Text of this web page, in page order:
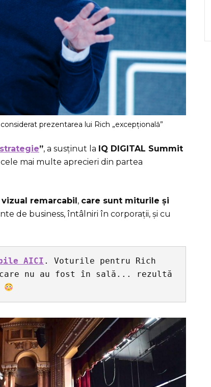
prezentarea lui Rich „excepțională”
”, a susținut la IQ DIGITAL Summit
mai multe aprecieri din partea
remarcabil, care sunt miturile și
de business, întâlniri în corporații, și cu
AICI . Voturile pentru Rich
nu au fost în sală... rezultă